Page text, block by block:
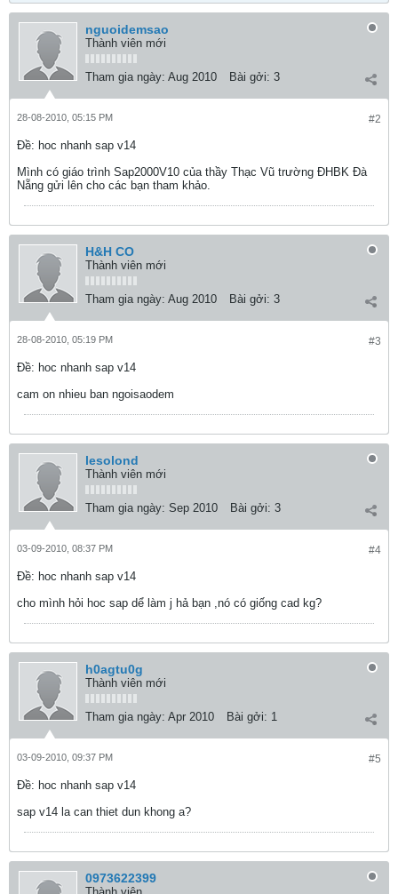
nguoidemsao
Thành viên mới
Tham gia ngày: Aug 2010 Bài gởi: 3
#2
28-08-2010, 05:15 PM
Ðề: hoc nhanh sap v14
Mình có giáo trình Sap2000V10 của thầy Thạc Vũ trường ĐHBK Đà
Nẵng gửi lên cho các bạn tham khảo.
H&H CO
Thành viên mới
Tham gia ngày: Aug 2010 Bài gởi: 3
#3
28-08-2010, 05:19 PM
Ðề: hoc nhanh sap v14
cam on nhieu ban ngoisaodem
lesolond
Thành viên mới
Tham gia ngày: Sep 2010 Bài gởi: 3
#4
03-09-2010, 08:37 PM
Ðề: hoc nhanh sap v14
cho mình hỏi hoc sap dể làm j hả bạn ,nó có giống cad kg?
h0agtu0g
Thành viên mới
Tham gia ngày: Apr 2010 Bài gởi: 1
#5
03-09-2010, 09:37 PM
Ðề: hoc nhanh sap v14
sap v14 la can thiet dun khong a?
0973622399